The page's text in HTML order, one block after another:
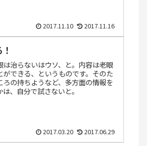
2017.11.10 2017.11.16
治らないはウソ、と。内容は老眼
できる、というものです。そのた
の持ちようなど、多方面の情報を
、自分で試さないと。
2017.03.20 2017.06.29